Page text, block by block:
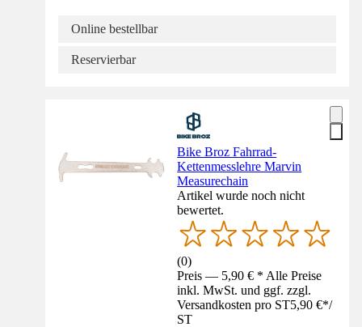
Online bestellbar
Reservierbar
Bike Broz Fahrrad-
Kettenmesslehre Marvin
Measurechain
Artikel wurde noch nicht
bewertet.
(0)
Preis — 5,90 € * Alle Preise
inkl. MwSt. und ggf. zzgl.
Versandkosten pro ST5,90 €*/
ST